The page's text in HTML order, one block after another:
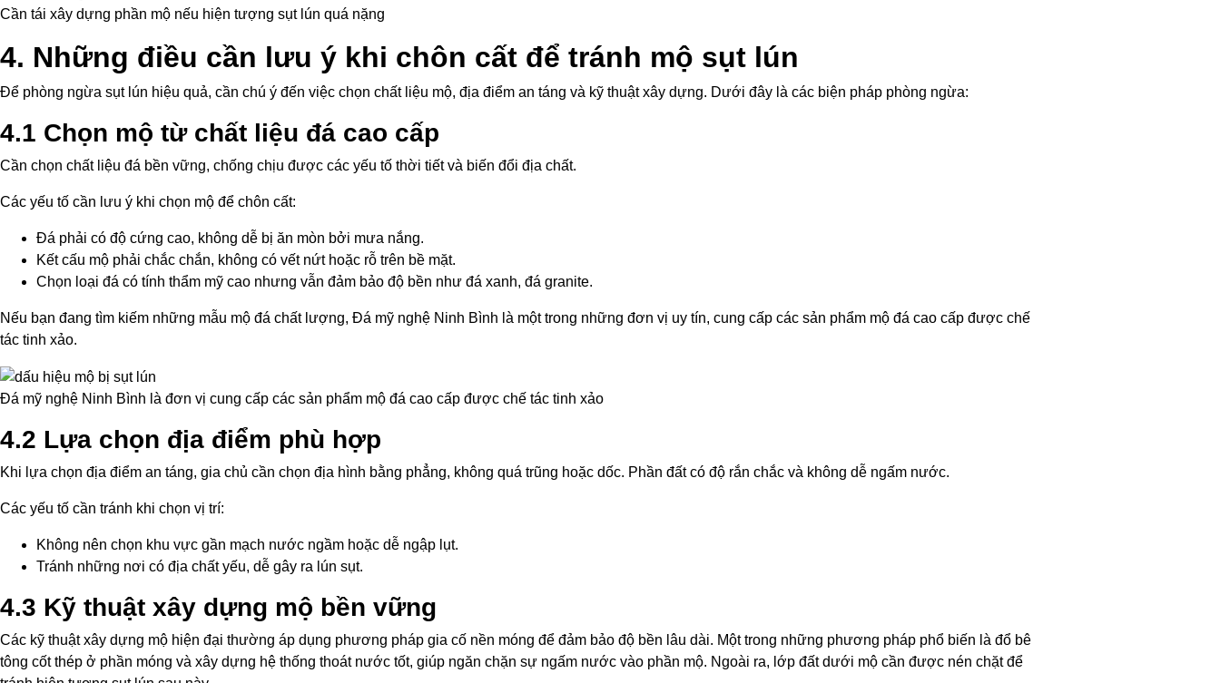
Cần tái xây dựng phần mộ nếu hiện tượng sụt lún quá nặng
4. Những điều cần lưu ý khi chôn cất để tránh mộ sụt lún
Để phòng ngừa sụt lún hiệu quả, cần chú ý đến việc chọn chất liệu mộ, địa điểm an táng và kỹ thuật xây dựng. Dưới đây là các biện pháp phòng ngừa:
4.1 Chọn mộ từ chất liệu đá cao cấp
Cần chọn chất liệu đá bền vững, chống chịu được các yếu tố thời tiết và biến đổi địa chất.
Các yếu tố cần lưu ý khi chọn mộ để chôn cất:
Đá phải có độ cứng cao, không dễ bị ăn mòn bởi mưa nắng.
Kết cấu mộ phải chắc chắn, không có vết nứt hoặc rỗ trên bề mặt.
Chọn loại đá có tính thẩm mỹ cao nhưng vẫn đảm bảo độ bền như đá xanh, đá granite.
Nếu bạn đang tìm kiếm những mẫu mộ đá chất lượng, Đá mỹ nghệ Ninh Bình là một trong những đơn vị uy tín, cung cấp các sản phẩm mộ đá cao cấp được chế
tác tinh xảo.
Đá mỹ nghệ Ninh Bình là đơn vị cung cấp các sản phẩm mộ đá cao cấp được chế tác tinh xảo
4.2 Lựa chọn địa điểm phù hợp
Khi lựa chọn địa điểm an táng, gia chủ cần chọn địa hình bằng phẳng, không quá trũng hoặc dốc. Phần đất có độ rắn chắc và không dễ ngấm nước.
Các yếu tố cần tránh khi chọn vị trí:
Không nên chọn khu vực gần mạch nước ngầm hoặc dễ ngập lụt.
Tránh những nơi có địa chất yếu, dễ gây ra lún sụt.
4.3 Kỹ thuật xây dựng mộ bền vững
Các kỹ thuật xây dựng mộ hiện đại thường áp dụng phương pháp gia cố nền móng để đảm bảo độ bền lâu dài. Một trong những phương pháp phổ biến là đổ bê
tông cốt thép ở phần móng và xây dựng hệ thống thoát nước tốt, giúp ngăn chặn sự ngấm nước vào phần mộ. Ngoài ra, lớp đất dưới mộ cần được nén chặt để